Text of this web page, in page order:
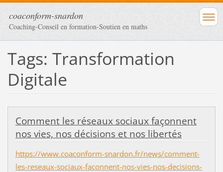
coaconform-snardon
Coaching-Conseil en formation-Soutien en maths
Tags: Transformation
Digitale
Comment les réseaux sociaux façonnent
nos vies, nos décisions et nos libertés
https://www.coaconform-snardon.fr/news/comment-
les-reseaux-sociaux-faconnent-nos-vies-nos-decisions-